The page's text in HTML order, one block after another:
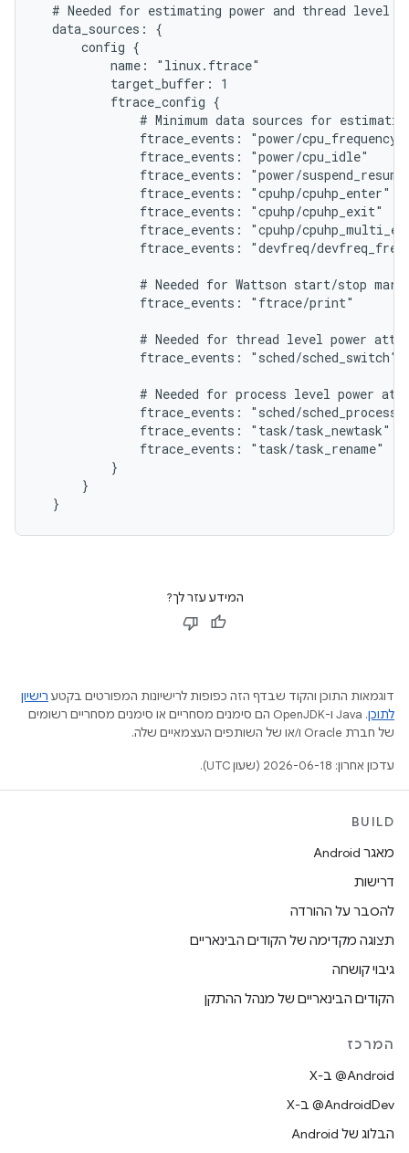
# Needed for estimating power and thread level
  data_sources: {
      config {
          name: "linux.ftrace"
          target_buffer: 1
          ftrace_config {
# Minimum data sources for
              ftrace_events: "power/cpu_frequency"
              ftrace_events: "power/cpu_idle"
ftrace_events: "power/
              ftrace_events: "cpuhp/cpuhp_enter"
              ftrace_events: "cpuhp/cpuhp_exit"
ftrace_events: "cpuhp/
ftrace_events: "devfreq/
# Needed for Wattson start/stop
              ftrace_events: "ftrace/print"
# Needed for thread level power
              ftrace_events: "sched/sched_switch"
# Needed for process level power
ftrace_events: "sched/
              ftrace_events: "task/task_newtask"
              ftrace_events: "task/task_rename"
          }
      }
המידע עזר לך?
דוגמאות התוכן והקוד שבדף הזה כפופות לרישיונות המפורטים בקטע רישיון
לתוכן
.‏ Java ו-OpenJDK הם סימנים מסחריים או סימנים מסחריים רשומים
של חברת Oracle ו/או של השותפים העצמאיים שלה.
עדכון אחרון: 2026-06-18 (שעון UTC).
BUILD
מאגר Android
דרישות
להסבר על ההורדה
תצוגה מקדימה של הקודים הבינאריים
גיבוי קושחה
הקודים הבינאריים של מנהל ההתקן
המרכז
‫‎@Android ב-X
‫‎@AndroidDev ב-X
הבלוג של Android